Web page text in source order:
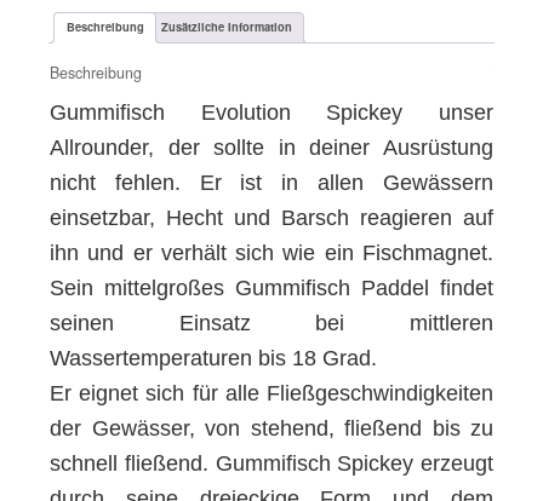
Beschreibung Zusätzliche Information
Beschreibung
Gummifisch Evolution Spickey unser
Allrounder, der sollte in deiner Ausrüstung
nicht fehlen. Er ist in allen Gewässern
einsetzbar, Hecht und Barsch reagieren auf
ihn und er verhält sich wie ein Fischmagnet.
Sein mittelgroßes Gummifisch Paddel findet
seinen Einsatz bei mittleren
Wassertemperaturen bis 18 Grad.
Er eignet sich für alle Fließgeschwindigkeiten
der Gewässer, von stehend, fließend bis zu
schnell fließend. Gummifisch Spickey erzeugt